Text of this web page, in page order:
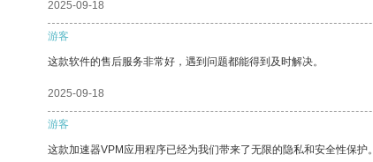
2025-09-18
游客
这款软件的售后服务非常好，遇到问题都能得到及时解决。
2025-09-18
游客
这款加速器VPM应用程序已经为我们带来了无限的隐私和安全性保护。